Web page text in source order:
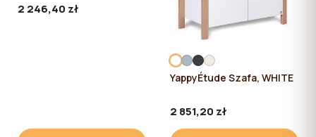
2 246,40 zł
YappyÉtude Szafa, WHITE
2 851,20 zł